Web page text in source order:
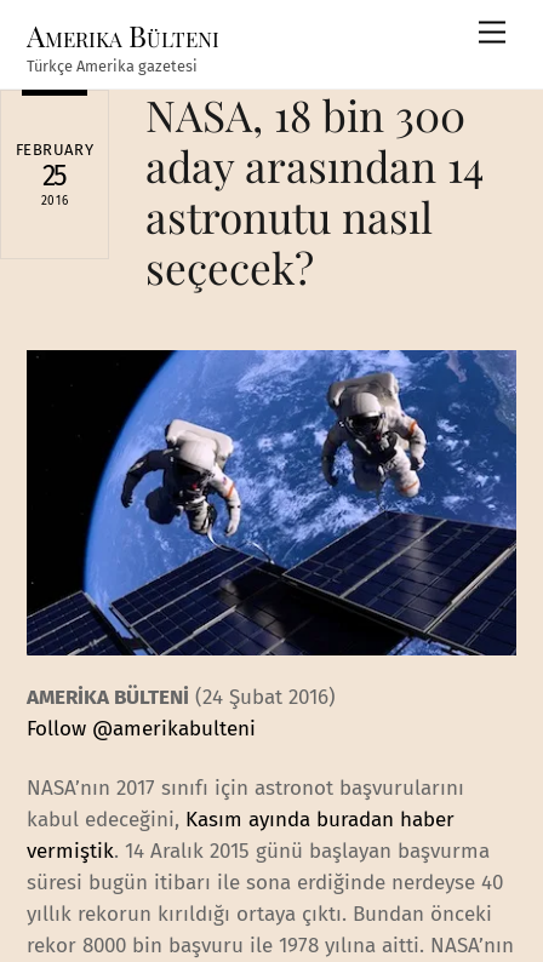
content
Amerika Bülteni
Türkçe Amerika gazetesi
FEBRUARY
25
2016
NASA, 18 bin 300
aday arasından 14
astronutu nasıl
seçecek?
AMERİKA BÜLTENİ (24 Şubat 2016)
Follow @amerikabulteni
NASA’nın 2017 sınıfı için astronot başvurularını
kabul edeceğini, Kasım ayında buradan haber
vermiştik. 14 Aralık 2015 günü başlayan başvurma
süresi bugün itibarı ile sona erdiğinde nerdeyse 40
yıllık rekorun kırıldığı ortaya çıktı. Bundan önceki
rekor 8000 bin başvuru ile 1978 yılına aitti. NASA’nın